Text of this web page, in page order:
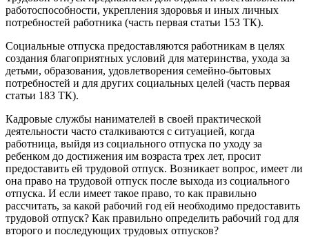
работоспособности, укрепления здоровья и иных личных
потребностей работника (часть первая статьи 153 ТК).
Социальные отпуска предоставляются работникам в целях
создания благоприятных условий для материнства, ухода за
детьми, образования, удовлетворения семейно-бытовых
потребностей и для других социальных целей (часть первая
статьи 183 ТК).
Кадровые службы нанимателей в своей практической
деятельности часто сталкиваются с ситуацией, когда
работница, выйдя из социального отпуска по уходу за
ребенком до достижения им возраста трех лет, просит
предоставить ей трудовой отпуск. Возникает вопрос, имеет ли
она право на трудовой отпуск после выхода из социального
отпуска. И если имеет такое право, то как правильно
рассчитать, за какой рабочий год ей необходимо предоставить
трудовой отпуск? Как правильно определить рабочий год для
второго и последующих трудовых отпусков?